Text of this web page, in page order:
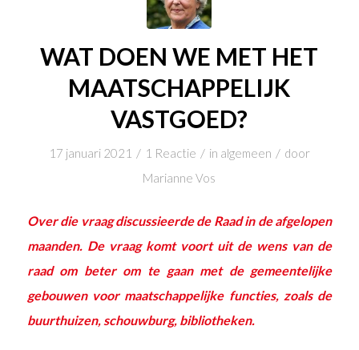
WAT DOEN WE MET HET
MAATSCHAPPELIJK
VASTGOED?
17 januari 2021 / 1 Reactie / in algemeen / door
Marianne Vos
Over die vraag discussieerde de Raad in de afgelopen
maanden. De vraag komt voort uit de wens van de
raad om beter om te gaan met de gemeentelijke
gebouwen voor maatschappelijke functies, zoals de
buurthuizen, schouwburg, bibliotheken.